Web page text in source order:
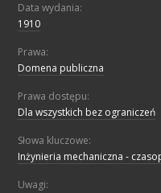
Data wydania:
1910
Prawa:
Domena publiczna
Prawa dostępu:
Dla wszystkich bez ograniczeń
Słowa kluczowe:
Inżynieria mechaniczna -
Uwagi: